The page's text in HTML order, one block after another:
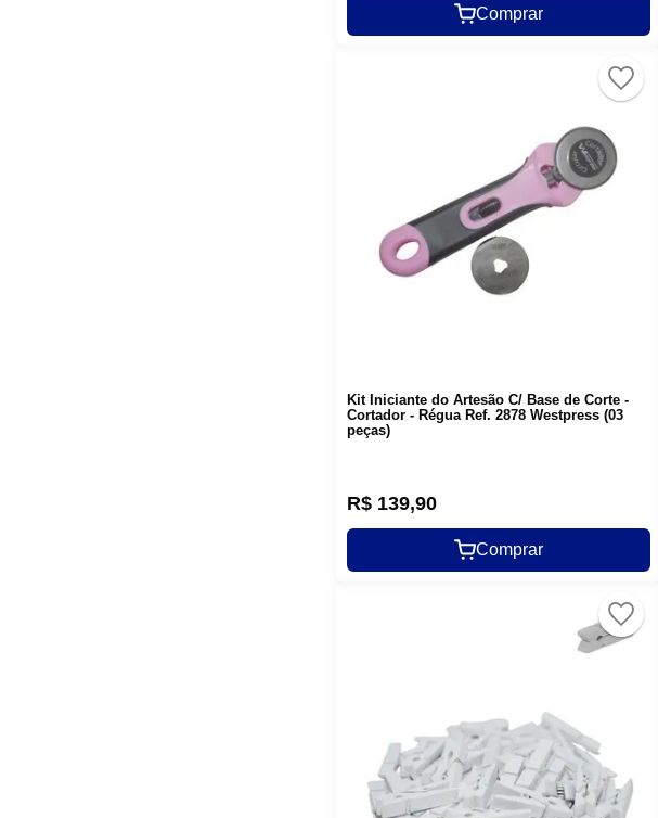
Comprar
Kit Iniciante do Artesão C/ Base de Corte -
Cortador - Régua Ref. 2878 Westpress (03
peças)
R$ 139,90
Comprar